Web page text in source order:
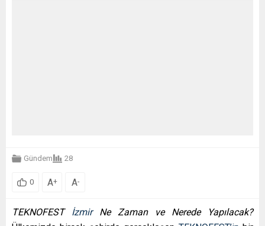
Gündem 28
0 A+ A-
TEKNOFEST İzmirNe Zaman ve Nerede Yapılacak?